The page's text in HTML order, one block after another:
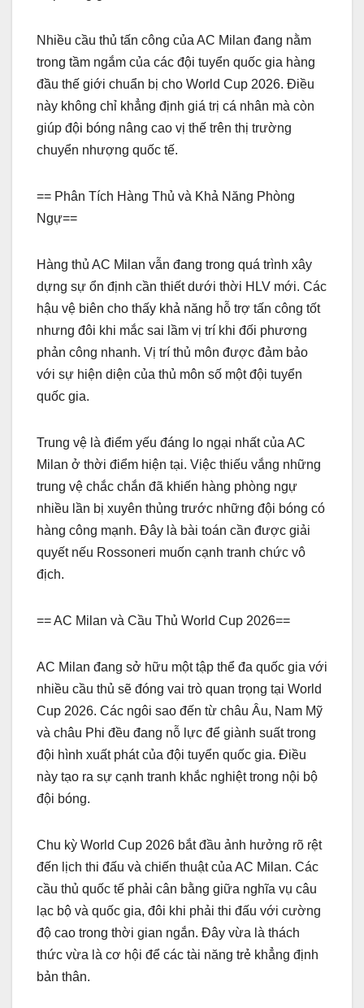
Nhiều cầu thủ tấn công của AC Milan đang nằm
trong tầm ngắm của các đội tuyển quốc gia hàng
đầu thế giới chuẩn bị cho World Cup 2026. Điều
này không chỉ khẳng định giá trị cá nhân mà còn
giúp đội bóng nâng cao vị thế trên thị trường
chuyển nhượng quốc tế.
== Phân Tích Hàng Thủ và Khả Năng Phòng
Ngự==
Hàng thủ AC Milan vẫn đang trong quá trình xây
dựng sự ổn định cần thiết dưới thời HLV mới. Các
hậu vệ biên cho thấy khả năng hỗ trợ tấn công tốt
nhưng đôi khi mắc sai lầm vị trí khi đối phương
phản công nhanh. Vị trí thủ môn được đảm bảo
với sự hiện diện của thủ môn số một đội tuyển
quốc gia.
Trung vệ là điểm yếu đáng lo ngại nhất của AC
Milan ở thời điểm hiện tại. Việc thiếu vắng những
trung vệ chắc chắn đã khiến hàng phòng ngự
nhiều lần bị xuyên thủng trước những đội bóng có
hàng công mạnh. Đây là bài toán cần được giải
quyết nếu Rossoneri muốn cạnh tranh chức vô
địch.
== AC Milan và Cầu Thủ World Cup 2026==
AC Milan đang sở hữu một tập thể đa quốc gia với
nhiều cầu thủ sẽ đóng vai trò quan trọng tại World
Cup 2026. Các ngôi sao đến từ châu Âu, Nam Mỹ
và châu Phi đều đang nỗ lực để giành suất trong
đội hình xuất phát của đội tuyển quốc gia. Điều
này tạo ra sự cạnh tranh khắc nghiệt trong nội bộ
đội bóng.
Chu kỳ World Cup 2026 bắt đầu ảnh hưởng rõ rệt
đến lịch thi đấu và chiến thuật của AC Milan. Các
cầu thủ quốc tế phải cân bằng giữa nghĩa vụ câu
lạc bộ và quốc gia, đôi khi phải thi đấu với cường
độ cao trong thời gian ngắn. Đây vừa là thách
thức vừa là cơ hội để các tài năng trẻ khẳng định
bản thân.